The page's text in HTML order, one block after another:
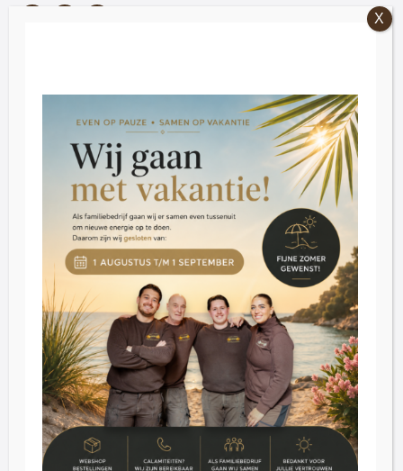
Saturday: 09:30 - 16:30
Tuesday through Thursday by appointment
Customer Service
Blog
Reviews
Contact
Inkoop
About us
FAQ